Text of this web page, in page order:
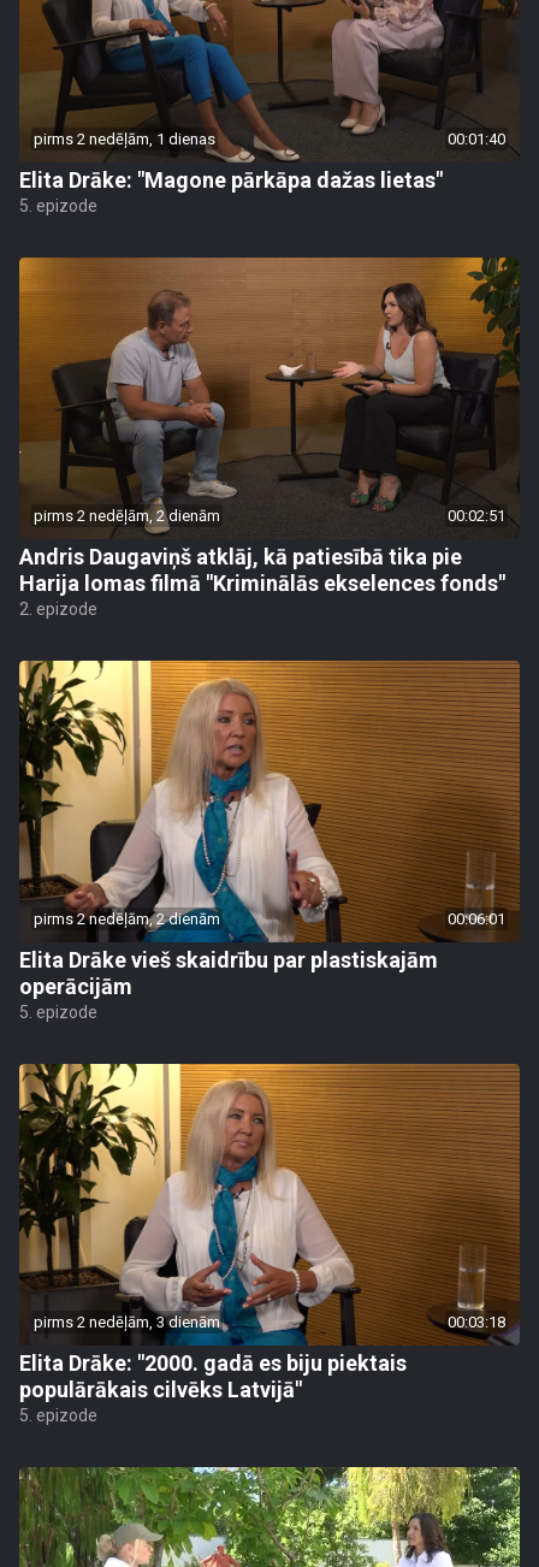
pirms 2 nedēļām, 1 dienas 00:01:40
Elita Drāke: "Magone pārkāpa dažas lietas"
5. epizode
pirms 2 nedēļām, 2 dienām 00:02:51
Andris Daugaviņš atklāj, kā patiesībā tika pie
Harija lomas filmā "Kriminālās ekselences fonds"
2. epizode
pirms 2 nedēļām, 2 dienām 00:06:01
Elita Drāke vieš skaidrību par plastiskajām
operācijām
5. epizode
pirms 2 nedēļām, 3 dienām 00:03:18
Elita Drāke: "2000. gadā es biju piektais
populārākais cilvēks Latvijā"
5. epizode